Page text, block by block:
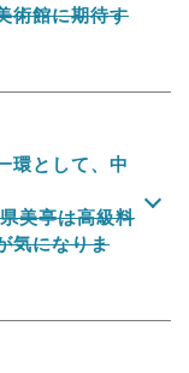
術館に期待す
環として、中
美亭は高級料
になりま